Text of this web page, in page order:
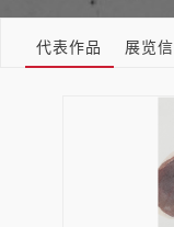
代表作品 展览